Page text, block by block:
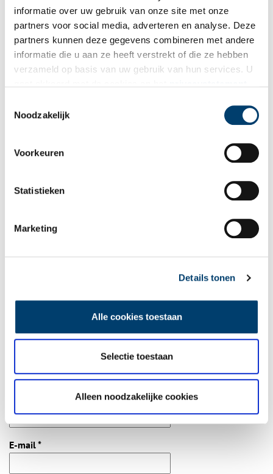
informatie over uw gebruik van onze site met onze
partners voor social media, adverteren en analyse. Deze
partners kunnen deze gegevens combineren met andere
informatie die u aan ze heeft verstrekt of die ze hebben
verzameld op basis van uw gebruik van hun services. U
Noodzakelijk
Voorkeuren
Statistieken
Marketing
Details tonen
Alle cookies toestaan
Selectie toestaan
Alleen noodzakelijke cookies
Ontvang de nieuwsbrief
Wilt u op de hoogte blijven van de mooiste verhalen en het
laatste erfgoednieuws? Schrijf u dan nu in voor onze
wekelijkse nieuwsbrief!
Bij inschrijving gaat u akkoord met ons
Aanvullingen
Andreas Schelfhout
van Henry Schelfhout, zoon van Andreas Schelfhout (1787-
Reply
gepubliceerd.
E-mail*